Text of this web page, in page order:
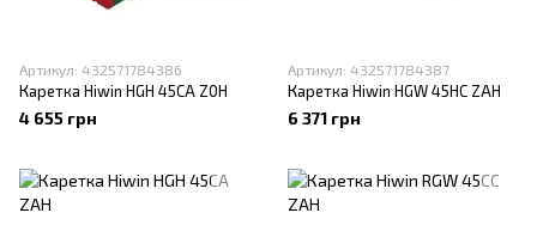
Артикул: 432571784386
Каретка Hiwin HGH 45CA Z0H
4 655 грн
Артикул: 432571784387
Каретка Hiwin HGW 45HC ZAH
6 371 грн